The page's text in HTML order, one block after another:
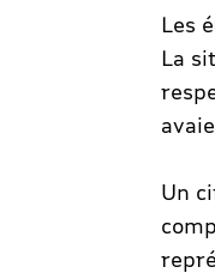
Les
La
Un